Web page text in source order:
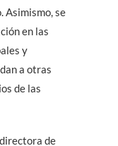
Asimismo, se
en las
y
a otras
de las
de